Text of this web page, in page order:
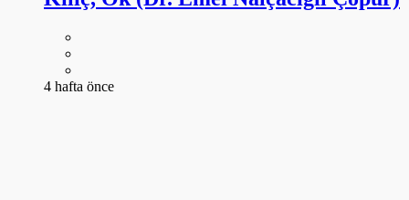
4 hafta önce